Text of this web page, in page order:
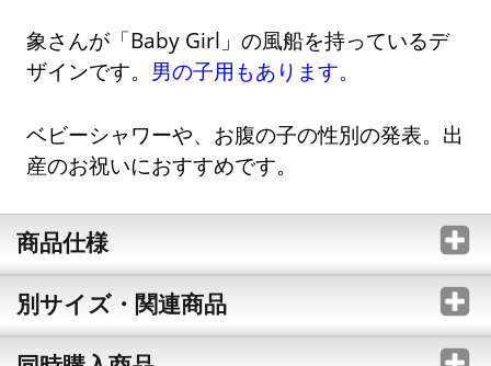
象さんが「Baby Girl」の風船を持っているデ
ザインです。 男の子用もあります。
ベビーシャワーや、お腹の子の性別の発表。出
産のお祝いにおすすめです。
商品仕様
別サイズ・関連商品